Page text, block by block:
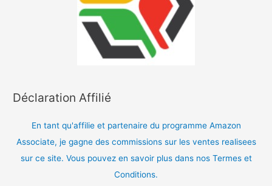
Déclaration Affilié
En tant qu'affilie et partenaire du programme Amazon
Associate, je gagne des commissions sur les ventes realisees
sur ce site. Vous pouvez en savoir plus dans nos Termes et
Conditions.